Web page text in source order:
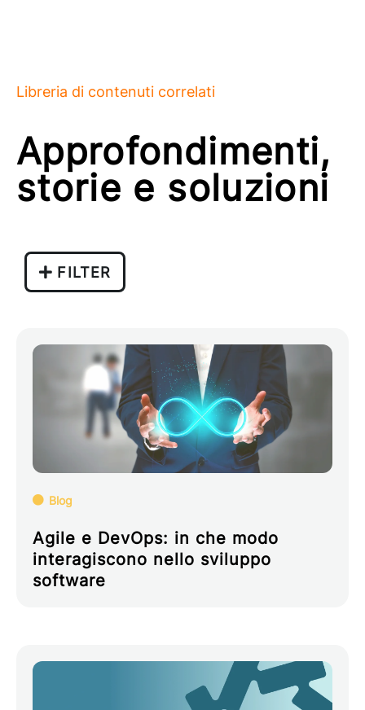
Libreria di contenuti correlati
Approfondimenti,
storie e soluzioni
FILTER
Blog
Agile e DevOps: in che modo
interagiscono nello sviluppo
software